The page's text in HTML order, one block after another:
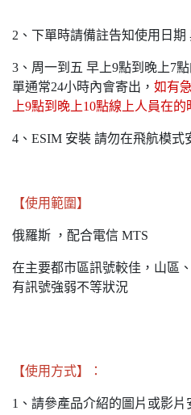
2、下單時請備註告知使用日期
3、周一到五 早上9點到晚上7
單通常24小時內會寄出， 如有
上9點到晚上10點線上人員在的
4、ESIM 安裝 請勿在飛航模式
【使用範圍】
俄羅斯 ，配合電信 MTS
在主要都市區訊號較佳，山區
有訊號強弱不等狀況
【使用方式】：
1、請參產品介紹的圖片或影